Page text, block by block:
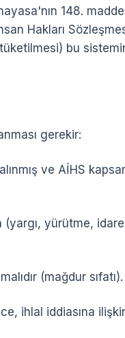
148.
Hakları
bu
gerekir:
ve AİHS
yürütme,
(mağdur sıfatı).
ihlal iddiasına